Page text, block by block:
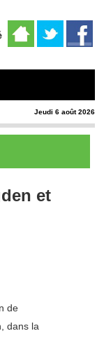
Jeudi 6 août 2026
et
de
dans la